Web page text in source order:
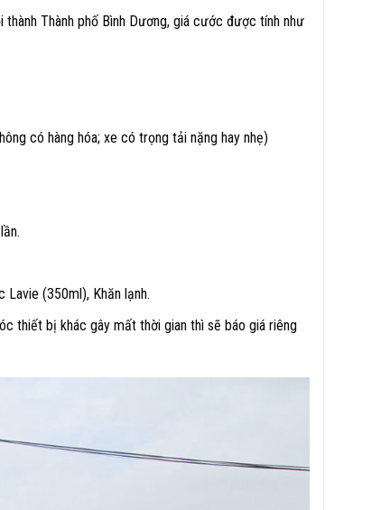
thành Thành phố Bình Dương, giá cước được tính như
có hàng hóa; xe có trọng tải nặng hay nhẹ)
Lavie (350ml), Khăn lạnh.
thiết bị khác gây mất thời gian thì sẽ báo giá riêng